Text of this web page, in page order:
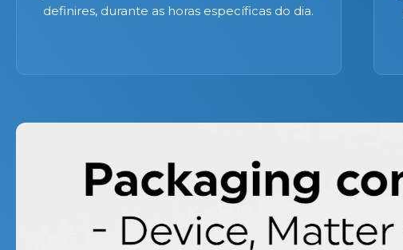
definires, durante as horas específicas do dia.